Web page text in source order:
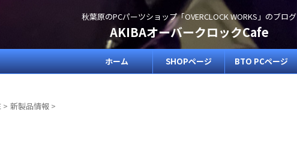
秋葉原のPCパーツショップ「OVERCLOCK WORKS」のブログ
AKIBAオーバークロックCafe
ホーム SHOPページ BTO PCページ
> 新製品情報 >